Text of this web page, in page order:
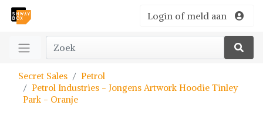
Login of meld aan
Secret Sales
Petrol
Petrol Industries - Jongens Artwork Hoodie Tinley
Park - Oranje